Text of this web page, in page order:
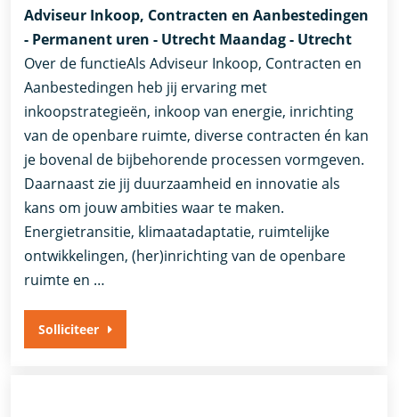
Adviseur Inkoop, Contracten en Aanbestedingen
- Permanent uren - Utrecht Maandag - Utrecht
Over de functieAls Adviseur Inkoop, Contracten en
Aanbestedingen heb jij ervaring met
inkoopstrategieën, inkoop van energie, inrichting
van de openbare ruimte, diverse contracten én kan
je bovenal de bijbehorende processen vormgeven.
Daarnaast zie jij duurzaamheid en innovatie als
kans om jouw ambities waar te maken.
Energietransitie, klimaatadaptatie, ruimtelijke
ontwikkelingen, (her)inrichting van de openbare
ruimte en …
Solliciteer